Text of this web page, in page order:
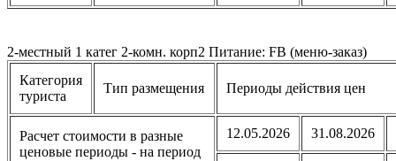
2-местный 1 катег 2-комн. корп2 Питание: FB (меню-заказ)
Категория
туриста
Тип размещения Периоды действия цен
Расчет стоимости в разные
ценовые периоды - на период
12.05.2026 31.08.2026